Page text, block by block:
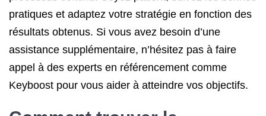
pratiques et adaptez votre stratégie en fonction des
résultats obtenus. Si vous avez besoin d’une
assistance supplémentaire, n’hésitez pas à faire
appel à des experts en référencement comme
Keyboost pour vous aider à atteindre vos objectifs.